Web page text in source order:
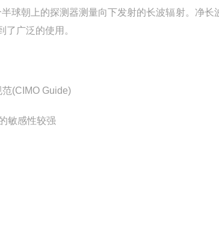
球朝上的探测器测量向下发射的长波辐射。净
了广泛的使用。
(CIMO Guide)
敏感性较强